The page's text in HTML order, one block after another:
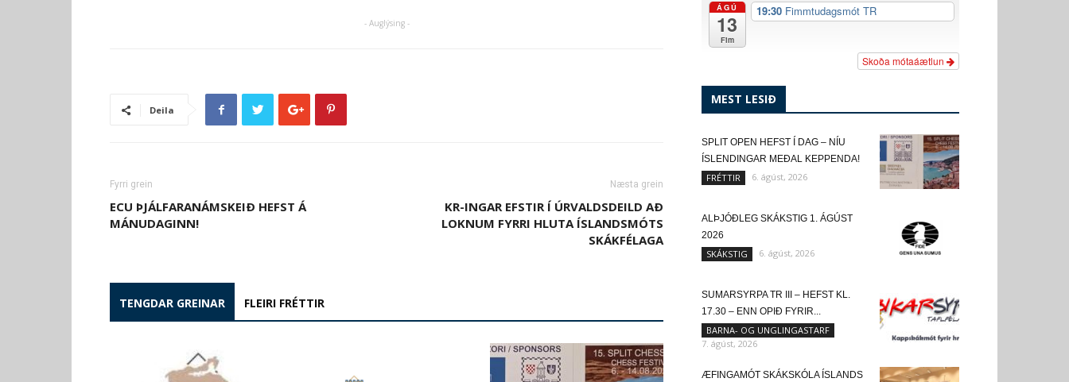
- Auglýsing -
Deila
Fyrri grein
ECU ÞJÁLFARANÁMSKEIÐ HEFST Á
MÁNUDAGINN!
Næsta grein
KR-INGAR EFSTIR Í ÚRVALDSDEILD AÐ
LOKNUM FYRRI HLUTA ÍSLANDSMÓTS
SKÁKFÉLAGA
TENGDAR GREINAR FLEIRI FRÉTTIR
ÁGÚ
13
Fim
19:30 Fimmtudagsmót TR
Skoða mótaáætlun
MEST LESIÐ
SPLIT OPEN HEFST Í DAG – NÍU
ÍSLENDINGAR MEÐAL KEPPENDA!
FRÉTTIR 6. ágúst, 2026
ALÞJÓÐLEG SKÁKSTIG 1. ÁGÚST
2026
SKÁKSTIG 6. ágúst, 2026
SUMARSYRPA TR III – HEFST KL.
17.30 – ENN OPIÐ FYRIR...
BARNA- OG UNGLINGASTARF
7. ágúst, 2026
ÆFINGAMÓT SKÁKSKÓLA ÍSLANDS